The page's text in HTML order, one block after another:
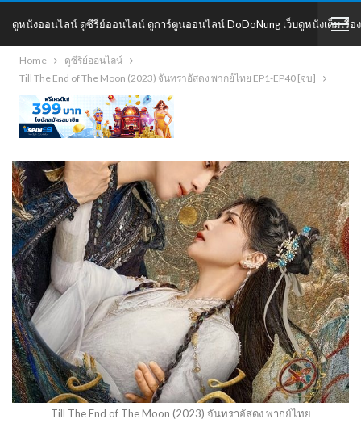
ดูหนังออนไลน์ ดูซีรี่ย์ออนไลน์ ดูการ์ตูนออนไลน์ DoDoNung เว็บดูหนังเต็มเรื่อง
DoDoNung
Home
ดูซีรี่ย์ออนไลน์
Till The End of The Moon (2023) จันทราอัสดง พากย์ไทย EP1-EP40 [จบ]
Till The End of The Moon (2023) จันทราอัสดง พากย์ไทย